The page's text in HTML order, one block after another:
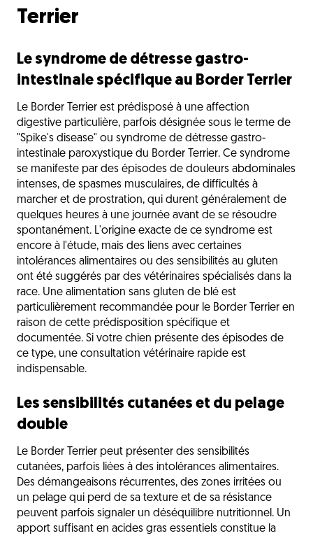
Terrier
Le syndrome de détresse gastro-
intestinale spécifique au Border Terrier
Le Border Terrier est prédisposé à une affection
digestive particulière, parfois désignée sous le terme de
"Spike's disease" ou syndrome de détresse gastro-
intestinale paroxystique du Border Terrier. Ce syndrome
se manifeste par des épisodes de douleurs abdominales
intenses, de spasmes musculaires, de difficultés à
marcher et de prostration, qui durent généralement de
quelques heures à une journée avant de se résoudre
spontanément. L'origine exacte de ce syndrome est
encore à l'étude, mais des liens avec certaines
intolérances alimentaires ou des sensibilités au gluten
ont été suggérés par des vétérinaires spécialisés dans la
race. Une alimentation sans gluten de blé est
particulièrement recommandée pour le Border Terrier en
raison de cette prédisposition spécifique et
documentée. Si votre chien présente des épisodes de
ce type, une consultation vétérinaire rapide est
indispensable.
Les sensibilités cutanées et du pelage
double
Le Border Terrier peut présenter des sensibilités
cutanées, parfois liées à des intolérances alimentaires.
Des démangeaisons récurrentes, des zones irritées ou
un pelage qui perd de sa texture et de sa résistance
peuvent parfois signaler un déséquilibre nutritionnel. Un
apport suffisant en acides gras essentiels constitue la